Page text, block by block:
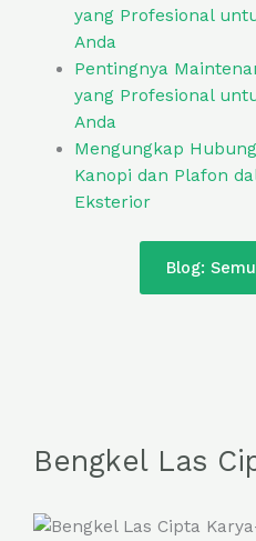
yang Profesional
Anda
Pentingnya
yang Profesional
Anda
Mengungkap
Kanopi dan Plafon
Eksterior
Blog:
Bengkel Las